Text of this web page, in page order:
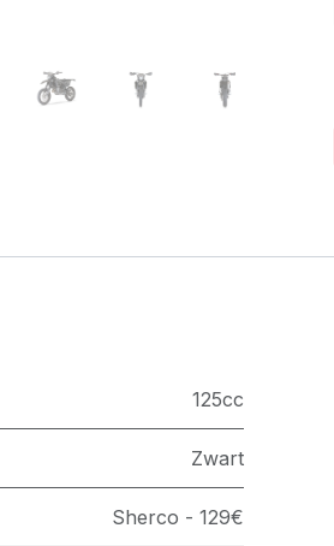
125cc
Zwart
Sherco - 129€